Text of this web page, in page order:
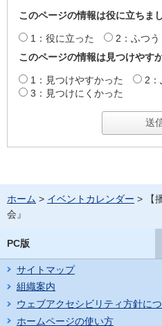
このページの情報は役に立ちま
1：役に立った 2：ふつう
このページの情報は見つけやす
1：見つけやすかった
2：
3：見つけにくかった
ホーム > イベントカレンダー > 【
会』
PC版
サイトマップ
組織案内
ウェブアクセシビリティ方針に
ホームページの使い方